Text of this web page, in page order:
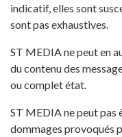
indicatif, elles sont
sont pas exhaustives.
ST MEDIA ne peut en
du contenu des
ou complet état.
ST MEDIA ne peut pas
dommages provoqués